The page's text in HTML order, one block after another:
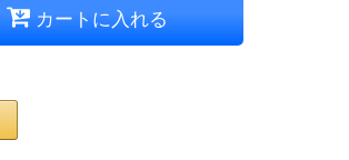
カートに入れる